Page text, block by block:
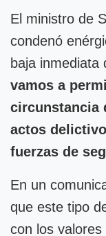
El ministro de
condenó
baja inmediata
vamos a
circunstancia
actos
fuerzas de
En un
que este tipo
con los